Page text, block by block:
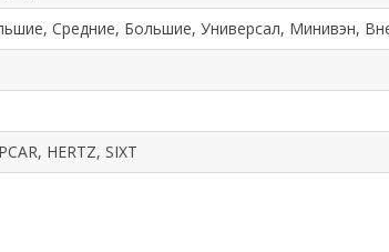
Средние, Большие, Универсал, Минивэн,
HERTZ, SIXT